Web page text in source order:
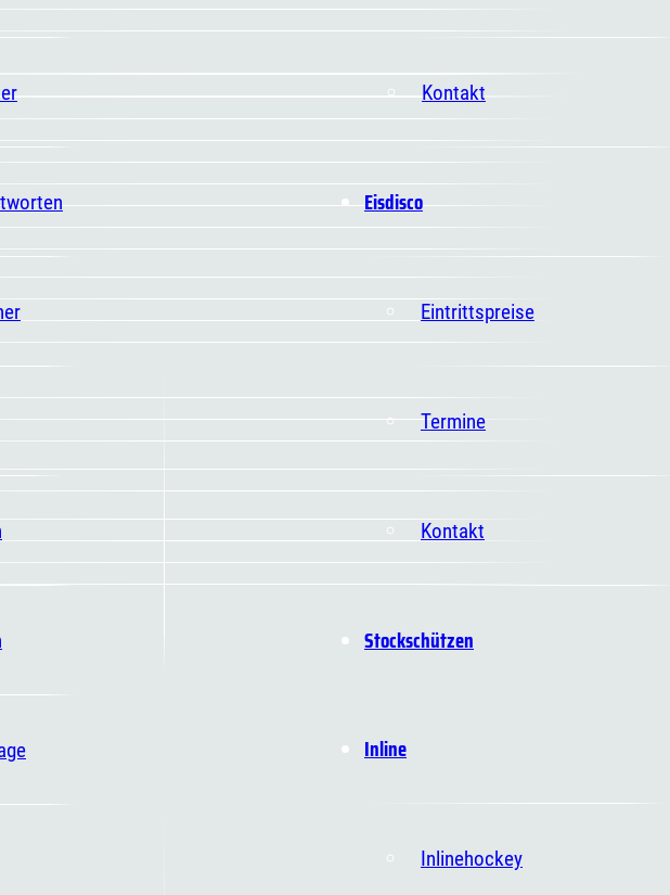
Kontakt
Eisdisco
Eintrittspreise
Termine
Kontakt
Stockschützen
Inline
Inlinehockey